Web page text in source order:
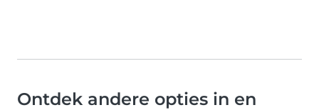
Ontdek andere opties in en